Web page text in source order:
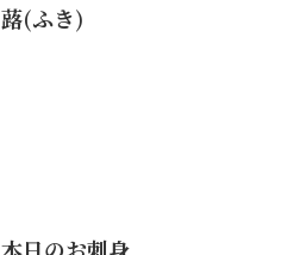
蕗(ふき)
本日のお刺身